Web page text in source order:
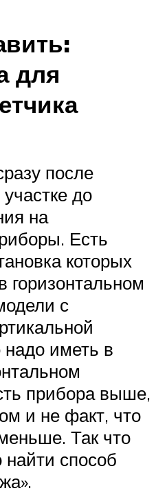
для
после
до
на
Есть
которых
горизонтальном
с
надо иметь в
прибора выше,
и не факт, что
Так что
найти способ